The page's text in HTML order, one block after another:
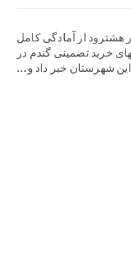
هشترود از آمادگی کامل
خرید تضمینی گندم در
این شهرستان خبر داد و...